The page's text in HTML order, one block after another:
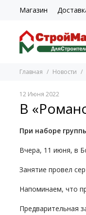
Магазин
Главная Новости
12 Июня 2022
В
При наборе
Вчера, 11 июня, в
Занятие провел
Напоминаем, что
Предварительная